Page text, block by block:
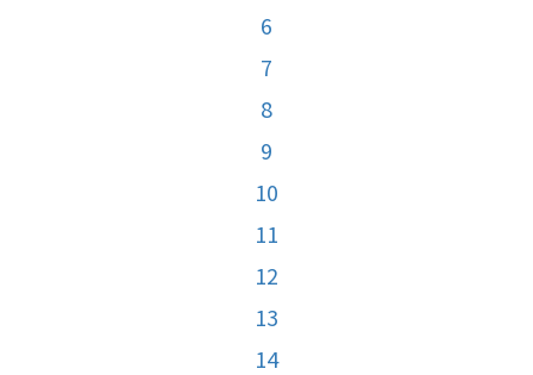
6
7
8
9
10
11
12
13
14